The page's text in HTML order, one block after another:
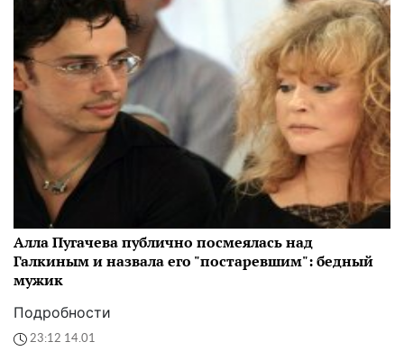
Алла Пугачева публично посмеялась над
Галкиным и назвала его "постаревшим": бедный
мужик
Подробности
23:12 14.01